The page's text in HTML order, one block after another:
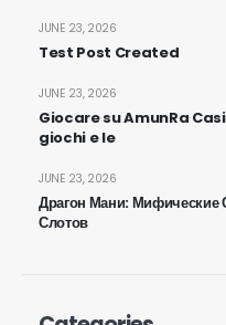
Test Post Created
JUNE 23, 2026
Giocare su AmunRa
giochi e le
JUNE 23, 2026
Драгон Мани:
Слотов
JUNE 23, 2026